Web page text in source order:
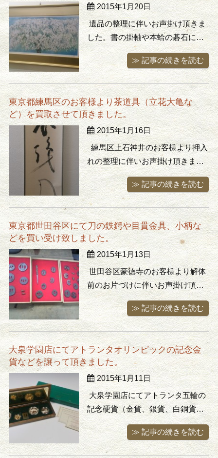
ある榎本貞吉（湧水子貞吉）を父
に持つ ...
2015年1月20日
遺品の整理に伴いお声掛け頂きま
した。書の掛軸や本蛤の碁石に碁
盤、お着物、木彫りの仏像、そし
て絵画、桜のシリーズで人気の作
家、中島千波のリトグラフなどな
どいろいろと買取りさせて頂きま
した。お声掛け頂きありがとう御
座いました！ 中島千波（1945年
～） 略歴紹介 1945年 長野県 ...
≫ 記事の続きを読む
東京都練馬区のお客様より茶道具（立花大亀な
ど）を買取させて頂きました。
2015年1月16日
練馬区上石神井のお客様より押入
れの整理に伴いお声掛け頂きまし
た。お母様がお茶をやってらした
そうで、大部分は以前処分された
そうですが今回、少量の残りが押
入れから出てきたとのことでし
た。立花大亀の茶掛けから田原陶
兵衛の水指、大樋長左衛門や永楽
善五郎の茶碗などなど、量は少な
くとも名 ...
≫ 記事の続きを読む
東京都世田谷区にて刀の鉄鍔や目貫金具、小柄な
どを買い受け致しました。
2015年1月13日
世田谷区豪徳寺のお客様より解体
前のお片づけに伴いお声掛け頂き
ました。お伺いすると最終的に残
ったものは全部捨てちゃうので、
とのことでした。 買取りさせて頂
いたのは金額的には表題の鍔や目
貫金具、小柄などの刀装具が主な
ところでしたが、あまり査定は付
かないものの捨てられてしまうこ
とを考 ...
≫ 記事の続きを読む
大泉学園店にてアトランタオリンピックの記念金
貨などを譲って頂きました。
2015年1月11日
大泉学園店にてアトランタ五輪の
記念硬貨（金貨、銀貨、白銅貨）
や記念切手などをお持込み頂き買
取り致しました。記念硬貨は当
時、コカコーラの抽選で当たった
≫ 記事の続きを読む